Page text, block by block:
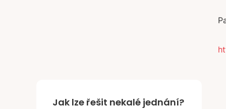
Jak lze řešit nekalé jednání?